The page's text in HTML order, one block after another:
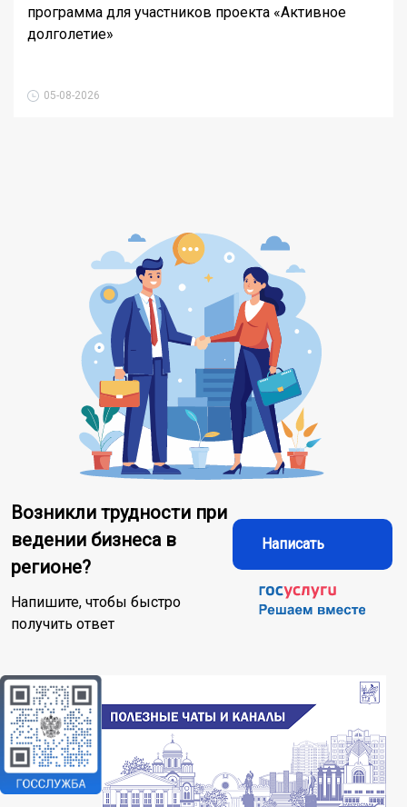
программа для участников проекта «Активное
долголетие»
05-08-2026
Возникли трудности при
ведении бизнеса в
регионе?
Напишите, чтобы быстро
получить ответ
Написать